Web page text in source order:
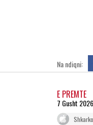
Na ndiqni:
E PREMTE
7 Gusht 2026
Shkarko